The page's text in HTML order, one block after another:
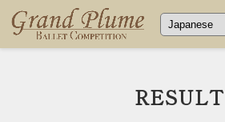
RESULT